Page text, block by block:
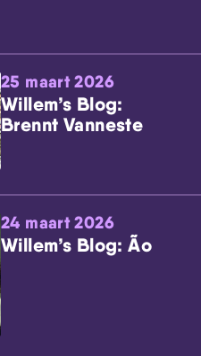
25 maart 2026
Willem’s Blog:
Brennt Vanneste
24 maart 2026
Willem’s Blog: Ão